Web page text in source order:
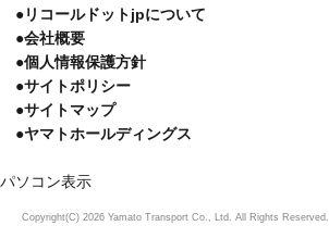
●リコールドットjpについて
●会社概要
●個人情報保護方針
●サイトポリシー
●サイトマップ
●ヤマトホールディングス
パソコン表示
Copyright(C) 2026 Yamato Transport Co., Ltd. All Rights Reserved.